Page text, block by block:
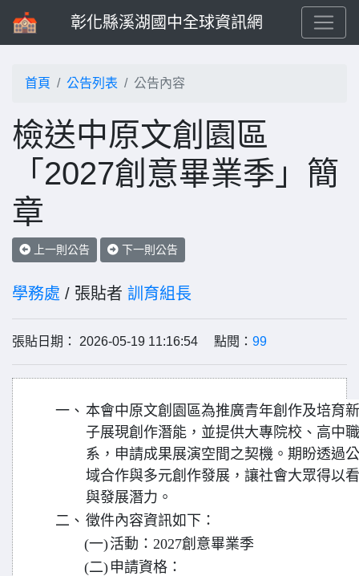
彰化縣溪湖國中全球資訊網
首頁 公告列表 公告內容
檢送中原文創園區
「2027創意畢業季」簡
章
上一則公告 下一則公告
學務處 / 張貼者 訓育組長
張貼日期： 2026-05-19 11:16:54 點閱： 99
一、 本會中原文創園區為推廣青年創作及培育
子展現創作潛能，並提供大專院校、高中
系，申請成果展演空間之契機。期盼透過
域合作與多元創作發展，讓社會大眾得以
與發展潛力。
二、 徵件內容資訊如下：
(一)活動：2027創意畢業季
(二) 申請資格：